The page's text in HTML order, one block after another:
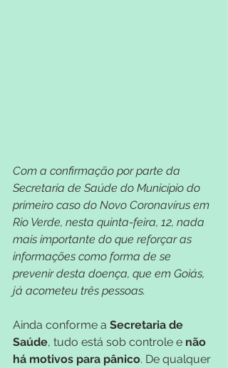
Com a confirmação por parte da
Secretaria de Saúde do Município do
primeiro caso do Novo Coronavírus em
Rio Verde, nesta quinta-feira, 12, nada
mais importante do que reforçar as
informações como forma de se
prevenir desta doença, que em Goiás,
já acometeu três pessoas.
Ainda conforme a Secretaria de
Saúde, tudo está sob controle e não
há motivos para pânico. De qualquer